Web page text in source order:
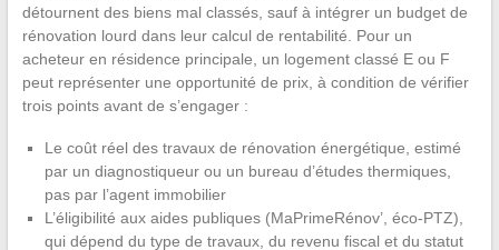
détournent des biens mal classés, sauf à intégrer un budget de
rénovation lourd dans leur calcul de rentabilité. Pour un
acheteur en résidence principale, un logement classé E ou F
peut représenter une opportunité de prix, à condition de vérifier
trois points avant de s’engager :
Le coût réel des travaux de rénovation énergétique, estimé
par un diagnostiqueur ou un bureau d’études thermiques,
pas par l’agent immobilier
L’éligibilité aux aides publiques (MaPrimeRénov’, éco-PTZ),
qui dépend du type de travaux, du revenu fiscal et du statut